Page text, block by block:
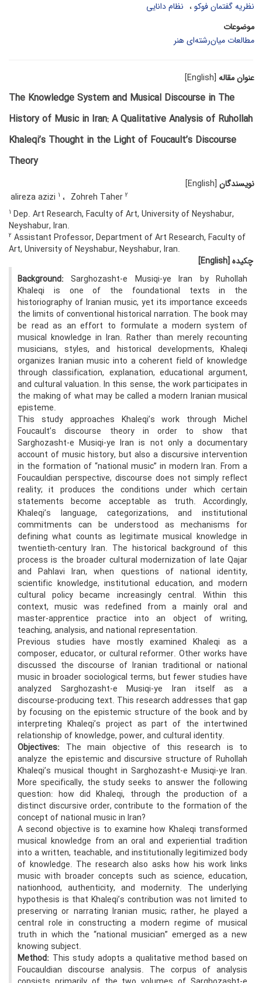
نظریه گفتمان فوکو
نظام دانایی
موضوعات
مطالعات میان‌رشته‌ای هنر
عنوان مقاله [English]
The Knowledge System and Musical Discourse in The
History of Music in Iran: A Qualitative Analysis of Ruhollah
Khaleqi’s Thought in the Light of Foucault’s Discourse
Theory
نویسندگان [English]
alireza azizi 1 Zohreh Taher 2
1 Dep. Art Research, Faculty of Art, University of Neyshabur,
Neyshabur, Iran.
2 Assistant Professor, Department of Art Research, Faculty of
Art, University of Neyshabur, Neyshabur, Iran.
چکیده [English]
Background:Sarghozasht-e Musiqi-ye Iran by Ruhollah
Khaleqi is one of the foundational texts in the
historiography of Iranian music, yet its importance exceeds
the limits of conventional historical narration. The book may
be read as an effort to formulate a modern system of
musical knowledge in Iran. Rather than merely recounting
musicians, styles, and historical developments, Khaleqi
organizes Iranian music into a coherent field of knowledge
through classification, explanation, educational argument,
and cultural valuation. In this sense, the work participates in
the making of what may be called a modern Iranian musical
episteme.
This study approaches Khaleqi’s work through Michel
Foucault’s discourse theory in order to show that
Sarghozasht-e Musiqi-ye Iran is not only a documentary
account of music history, but also a discursive intervention
in the formation of “national music” in modern Iran. From a
Foucauldian perspective, discourse does not simply reflect
reality; it produces the conditions under which certain
statements become acceptable as truth. Accordingly,
Khaleqi’s language, categorizations, and institutional
commitments can be understood as mechanisms for
defining what counts as legitimate musical knowledge in
twentieth-century Iran. The historical background of this
process is the broader cultural modernization of late Qajar
and Pahlavi Iran, when questions of national identity,
scientific knowledge, institutional education, and modern
cultural policy became increasingly central. Within this
context, music was redefined from a mainly oral and
master-apprentice practice into an object of writing,
teaching, analysis, and national representation.
Previous studies have mostly examined Khaleqi as a
composer, educator, or cultural reformer. Other works have
discussed the discourse of Iranian traditional or national
music in broader sociological terms, but fewer studies have
analyzed Sarghozasht-e Musiqi-ye Iran itself as a
discourse-producing text. This research addresses that gap
by focusing on the epistemic structure of the book and by
interpreting Khaleqi’s project as part of the intertwined
relationship of knowledge, power, and cultural identity.
Objectives: The main objective of this research is to
analyze the epistemic and discursive structure of Ruhollah
Khaleqi’s musical thought in Sarghozasht-e Musiqi-ye Iran.
More specifically, the study seeks to answer the following
question: how did Khaleqi, through the production of a
distinct discursive order, contribute to the formation of the
concept of national music in Iran?
A second objective is to examine how Khaleqi transformed
musical knowledge from an oral and experiential tradition
into a written, teachable, and institutionally legitimized body
of knowledge. The research also asks how his work links
music with broader concepts such as science, education,
nationhood, authenticity, and modernity. The underlying
hypothesis is that Khaleqi’s contribution was not limited to
preserving or narrating Iranian music; rather, he played a
central role in constructing a modern regime of musical
truth in which the “national musician” emerged as a new
knowing subject.
Method: This study adopts a qualitative method based on
Foucauldian discourse analysis. The corpus of analysis